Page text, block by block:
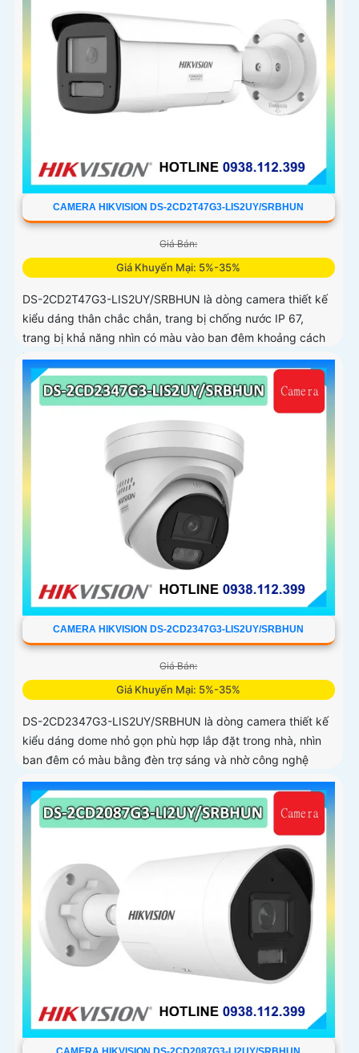
CAMERA HIKVISION DS-2CD2T47G3-LIS2UY/SRBHUN
Giá Bán:
Giá Khuyến Mại: 5%-35%
DS-2CD2T47G3-LIS2UY/SRBHUN là dòng camera thiết kế
kiểu dáng thân chắc chắn, trang bị chống nước IP 67,
trang bị khả năng nhìn có màu vào ban đêm khoảng cách
lên đến 60m, phát hiện chuyển động và phân biệt được
người và phương tiện, ống kính 4
CAMERA HIKVISION DS-2CD2347G3-LIS2UY/SRBHUN
Giá Bán:
Giá Khuyến Mại: 5%-35%
DS-2CD2347G3-LIS2UY/SRBHUN là dòng camera thiết kế
kiểu dáng dome nhỏ gọn phù hợp lắp đặt trong nhà, nhìn
ban đêm có màu bằng đèn trợ sáng và nhờ công nghệ
ColorVU HikAI-ISP, có tính năng AI giúp nhận diện người và
phương tiện, tích hợp micro kép